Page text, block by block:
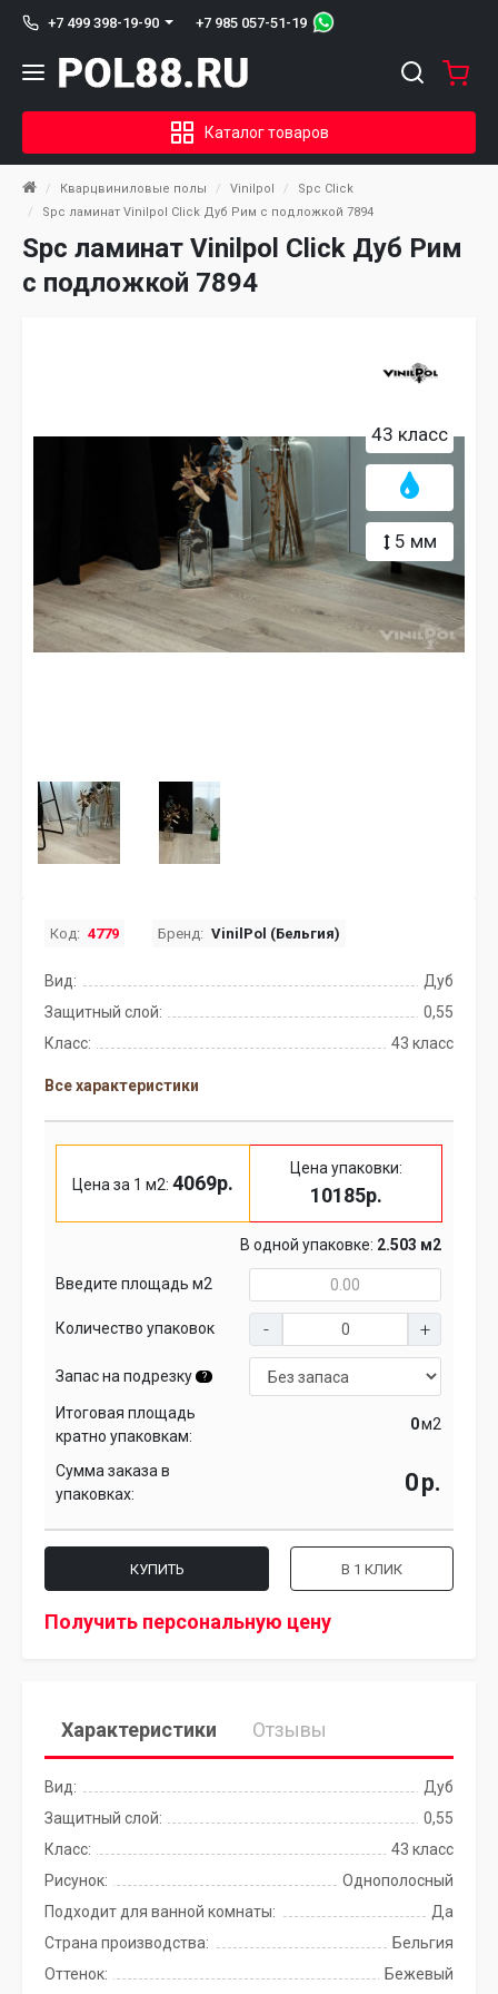
+7 499 398-19-90 +7 985 057-51-19
Каталог товаров
Кварцвиниловые полы Vinilpol
Spc Click
Spc ламинат Vinilpol Click Дуб Рим с подложкой 7894
Spc ламинат Vinilpol Click Дуб Рим
с подложкой 7894
43 класс
5 мм
Код: 4779 Бренд: VinilPol (Бельгия)
Вид:
Дуб
Защитный слой:
0,55
Класс:
43 класс
Все характеристики
Цена за 1 м2: 4069р.
Цена упаковки:
10185р.
В одной упаковке: 2.503 м2
Введите площадь м2
Количество упаковок
Запас на подрезку ?
Итоговая площадь
кратно упаковкам:
м2
Сумма заказа в
упаковках:
р.
КУПИТЬ В 1 КЛИК
Получить персональную цену
Характеристики Отзывы
Вид:
Дуб
Защитный слой:
0,55
Класс:
43 класс
Рисунок:
Однополосный
Подходит для ванной комнаты:
Да
Страна производства:
Бельгия
Оттенок:
Бежевый